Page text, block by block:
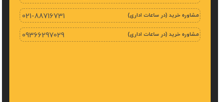
مشاوره خرید (در ساعات اداری) 021-88716731
مشاوره خرید (در ساعات اداری) 09366297029